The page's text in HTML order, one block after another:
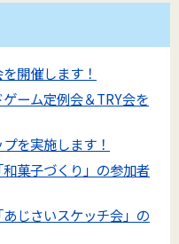
開催します！
ーム定例会＆TRY会を
を実施します！
菓子づくり」の参加者
じさいスケッチ会」の